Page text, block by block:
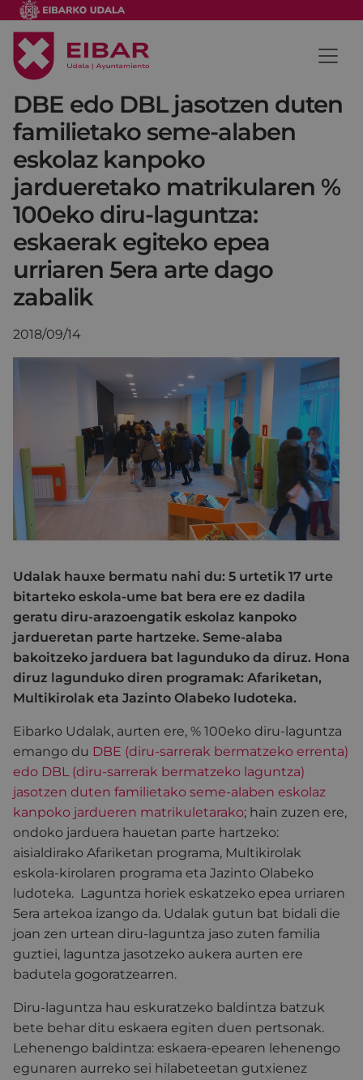
DBE edo DBL jasotzen duten
familietako seme-alaben
eskolaz kanpoko
jardueretako matrikularen %
100eko diru-laguntza:
eskaerak egiteko epea
urriaren 5era arte dago
zabalik
2018/09/14
Udalak hauxe bermatu nahi du: 5 urtetik 17 urte
bitarteko eskola-ume bat bera ere ez dadila
geratu diru-arazoengatik eskolaz kanpoko
jardueretan parte hartzeke. Seme-alaba
bakoitzeko jarduera bat lagunduko da diruz. Hona
diruz lagunduko diren programak: Afariketan,
Multikirolak eta Jazinto Olabeko ludoteka.
Eibarko Udalak, aurten ere, % 100eko diru-laguntza
emango du DBE (diru-sarrerak bermatzeko errenta)
edo DBL (diru-sarrerak bermatzeko laguntza)
jasotzen duten familietako seme-alaben eskolaz
kanpoko jardueren matrikuletarako; hain zuzen ere,
ondoko jarduera hauetan parte hartzeko:
aisialdirako Afariketan programa, Multikirolak
eskola-kirolaren programa eta Jazinto Olabeko
ludoteka. Laguntza horiek eskatzeko epea urriaren
5era artekoa izango da. Udalak gutun bat bidali die
joan zen urtean diru-laguntza jaso zuten familia
guztiei, laguntza jasotzeko aukera aurten ere
badutela gogoratzearren.
Diru-laguntza hau eskuratzeko baldintza batzuk
bete behar ditu eskaera egiten duen pertsonak.
Lehenengo baldintza: eskaera-epearen lehenengo
egunaren aurreko sei hilabeteetan gutxienez